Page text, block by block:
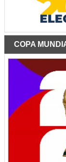
COPA